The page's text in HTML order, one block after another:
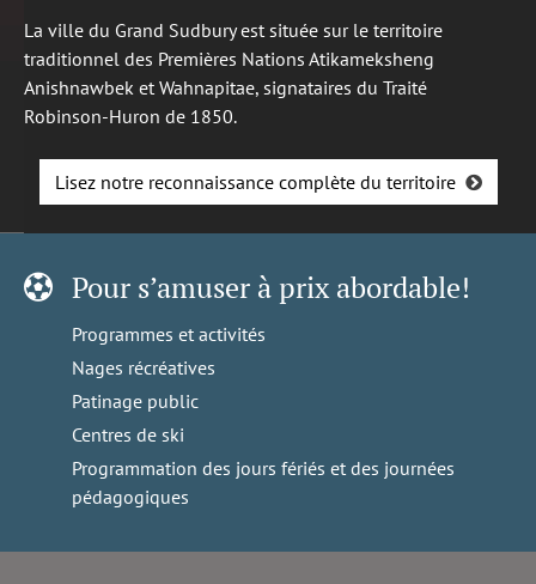
La ville du Grand Sudbury est située sur le territoire
traditionnel des Premières Nations Atikameksheng
Anishnawbek et Wahnapitae, signataires du Traité
Robinson-Huron de 1850.
Lisez notre reconnaissance complète du territoire
Pour s’amuser à prix abordable!
Programmes et activités
Nages récréatives
Patinage public
Centres de ski
Programmation des jours fériés et des journées
pédagogiques